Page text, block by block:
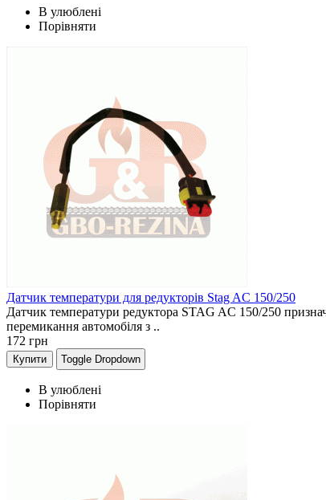
В улюблені
Порівняти
Датчик температури для редукторів Stag AC 150/250
Датчик температури редуктора STAG AC 150/250
перемикання автомобіля з ..
172 грн
Купити Toggle Dropdown
В улюблені
Порівняти